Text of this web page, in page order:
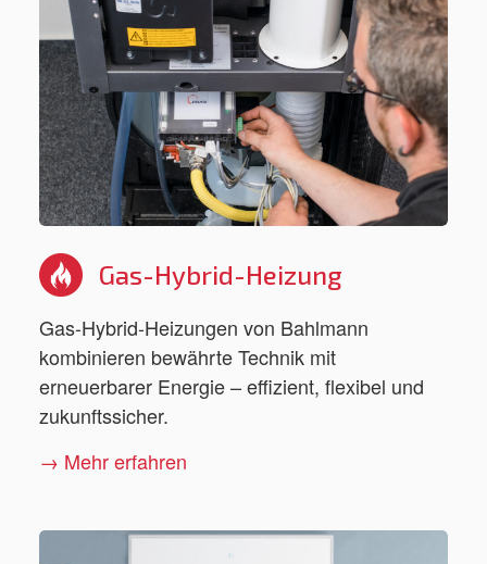
Gas-Hybrid-Heizung
Gas-Hybrid-Heizungen von Bahlmann
kombinieren bewährte Technik mit
erneuerbarer Energie – effizient, flexibel und
zukunftssicher.
→ Mehr erfahren